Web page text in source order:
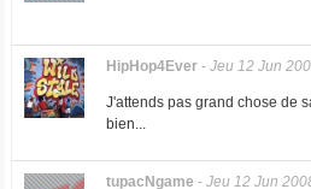
HipHop4Ever- Jeu 12 Jun
J'attends pas grand chose de
bien...
tupacNgame - Jeu 12 Jun